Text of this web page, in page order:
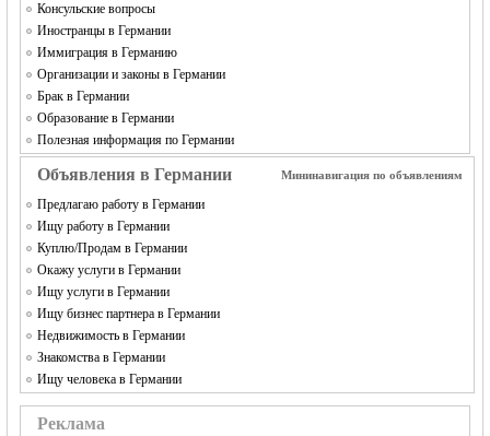
Консульские вопросы
Иностранцы в Германии
Иммиграция в Германию
Организации и законы в Германии
Брак в Германии
Образование в Германии
Полезная информация по Германии
Объявления в Германии Мининавигация по объявлениям
Предлагаю работу в Германии
Ищу работу в Германии
Куплю/Продам в Германии
Окажу услуги в Германии
Ищу услуги в Германии
Ищу бизнес партнера в Германии
Недвижимость в Германии
Знакомства в Германии
Ищу человека в Германии
Реклама